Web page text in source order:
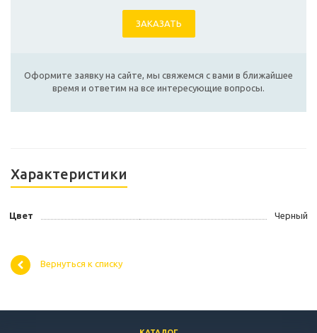
ЗАКАЗАТЬ
Оформите заявку на сайте, мы свяжемся с вами в ближайшее
время и ответим на все интересующие вопросы.
Характеристики
Цвет Черный
Вернуться к списку